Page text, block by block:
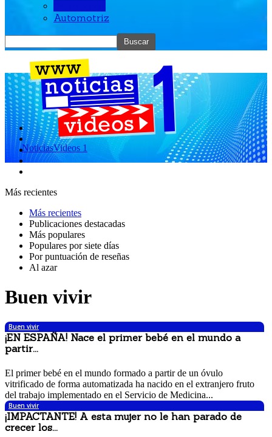
Automotriz
NoticiasVideos 1
Más recientes
Más recientes
Publicaciones destacadas
Más populares
Populares por siete días
Por puntuación de reseñas
Al azar
Buen vivir
Buen vivir
¡EN ESPAÑA! Nace el primer bebé en el mundo a
partir...
El primer bebé en el mundo formado a partir de un óvulo
vitrificado de forma automatizada ha nacido en el extranjero fruto
del trabajo implementado en el Servicio de Medicina...
Buen vivir
¡IMPACTANTE! A esta mujer no le han parado de
crecer los...